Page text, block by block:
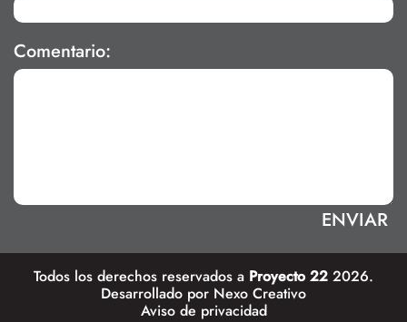
Comentario:
Todos los derechos reservados a Proyecto 22 2026.
Desarrollado por Nexo Creativo
Aviso de privacidad